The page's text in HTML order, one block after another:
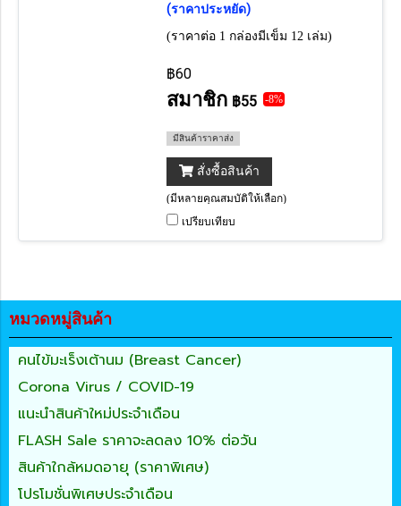
(ราคาประหยัด)
(ราคาต่อ 1 กล่องมีเข็ม 12 เล่ม)
฿60
สมาชิก ฿55 -8%
มีสินค้าราคาส่ง
สั่งซื้อสินค้า
(มีหลายคุณสมบัติให้เลือก)
เปรียบเทียบ
หมวดหมู่สินค้า
คนไข้มะเร็งเต้านม (Breast Cancer)
Corona Virus / COVID-19
แนะนำสินค้าใหม่ประจำเดือน
FLASH Sale ราคาจะลดลง 10% ต่อวัน
สินค้าใกล้หมดอายุ (ราคาพิเศษ)
โปรโมชั่นพิเศษประจำเดือน